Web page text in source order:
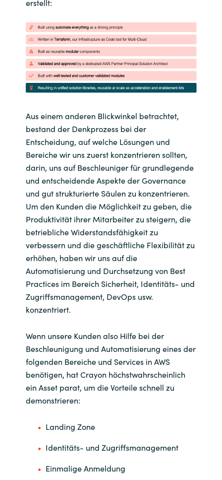
erstellt:
Aus einem anderen Blickwinkel betrachtet,
bestand der Denkprozess bei der
Entscheidung, auf welche Lösungen und
Bereiche wir uns zuerst konzentrieren sollten,
darin, uns auf Beschleuniger für grundlegende
und entscheidende Aspekte der Governance
und gut strukturierte Säulen zu konzentrieren.
Um den Kunden die Möglichkeit zu geben, die
Produktivität ihrer Mitarbeiter zu steigern, die
betriebliche Widerstandsfähigkeit zu
verbessern und die geschäftliche Flexibilität zu
erhöhen, haben wir uns auf die
Automatisierung und Durchsetzung von Best
Practices im Bereich Sicherheit, Identitäts- und
Zugriffsmanagement, DevOps usw.
konzentriert.
Wenn unsere Kunden also Hilfe bei der
Beschleunigung und Automatisierung eines der
folgenden Bereiche und Services in AWS
benötigen, hat Crayon höchstwahrscheinlich
ein Asset parat, um die Vorteile schnell zu
demonstrieren:
Landing Zone
Identitäts- und Zugriffsmanagement
Einmalige Anmeldung